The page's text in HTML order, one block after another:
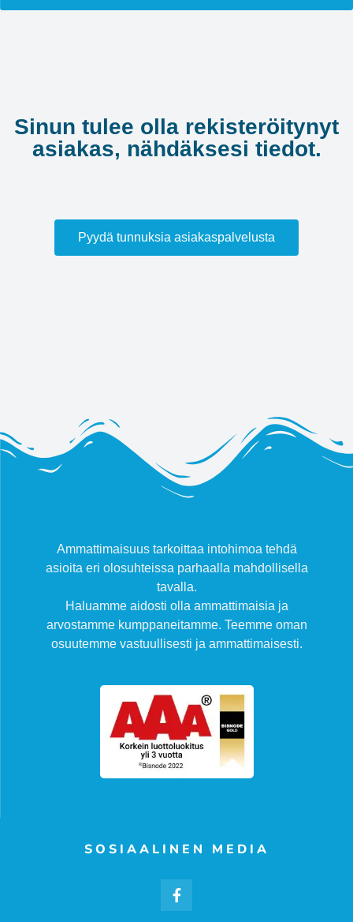
Sinun tulee olla rekisteröitynyt
asiakas, nähdäksesi tiedot.
Pyydä tunnuksia asiakaspalvelusta
Ammattimaisuus tarkoittaa intohimoa tehdä
asioita eri olosuhteissa parhaalla mahdollisella
tavalla.
Haluamme aidosti olla ammattimaisia ja
arvostamme kumppaneitamme. Teemme oman
osuutemme vastuullisesti ja ammattimaisesti.
SOSIAALINEN MEDIA